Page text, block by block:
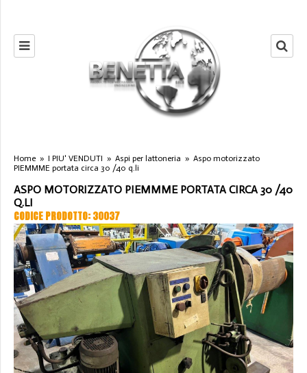
Home » I PIU' VENDUTI » Aspi per lattoneria » Aspo motorizzato
PIEMMME portata circa 30 /40 q.li
ASPO MOTORIZZATO PIEMMME PORTATA CIRCA 30 /40
Q.LI
CODICE PRODOTTO: 30037